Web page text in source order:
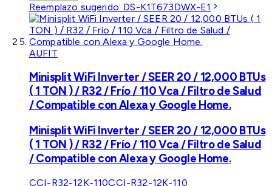
Reemplazo sugerido: DS-K1T673DWX-E1
AUFIT
Minisplit WiFi Inverter / SEER 20 / 12,000 BTUs
( 1 TON ) / R32 / Frío / 110 Vca / Filtro de Salud
/ Compatible con Alexa y Google Home.
Minisplit WiFi Inverter / SEER 20 / 12,000 BTUs
( 1 TON ) / R32 / Frío / 110 Vca / Filtro de Salud
/ Compatible con Alexa y Google Home.
CCI-R32-12K-110CCI-R32-12K-110